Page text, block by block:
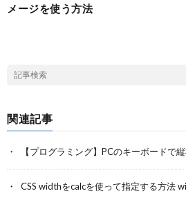
メージを使う方法
関連記事
【プログラミング】PCのキーボードで
CSS widthをcalcを使って指定する方法